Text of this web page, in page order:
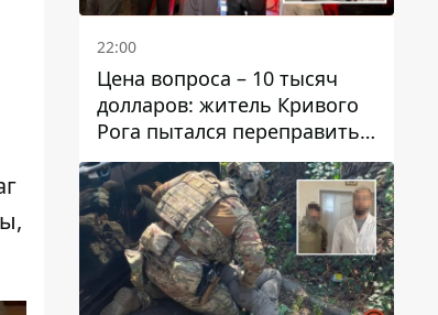
22:00
Цена вопроса – 10 тысяч
долларов: житель Кривого
Рога пытался переправить
мужчину в Словакию